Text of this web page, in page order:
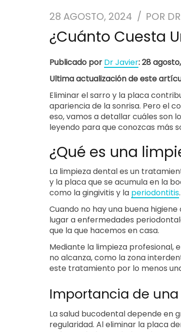
28 AGOSTO, 2024 POR
¿Cuánto Cuesta
Publicado por Dr Javier: 28
Ultima actualización de este
Eliminar el sarro y la placa
apariencia de la sonrisa. Pero el
eso, vamos a detallar cuáles son
leyendo para que conozcas más
¿Qué es una
La limpieza dental es un
y la placa que se acumula en la
como la gingivitis y la periodontitis.
Cuando no hay una buena
lugar a enfermedades
que la que hacemos en casa.
Mediante la limpieza profesional,
no alcanza, como la zona
este tratamiento por lo menos
Importancia de
La salud bucodental depende en
regularidad. Al eliminar la placa